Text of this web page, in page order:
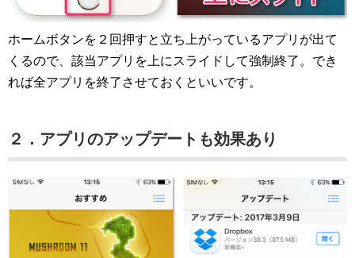
ホームボタンを２回押すと立ち上がっているアプリが出て
くるので、該当アプリを上にスライドして強制終了。でき
れば全アプリを終了させておくといいです。
２．アプリのアップデートも効果あり